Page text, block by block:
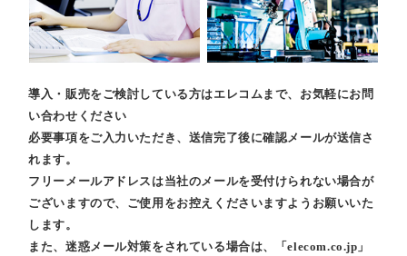
導入・販売をご検討している方はエレコムまで、お気軽にお問
い合わせください
必要事項をご入力いただき、送信完了後に確認メールが送信さ
れます。
フリーメールアドレスは当社のメールを受付けられない場合が
ございますので、ご使用をお控えくださいますようお願いいた
します。
また、迷惑メール対策をされている場合は、「elecom.co.jp」